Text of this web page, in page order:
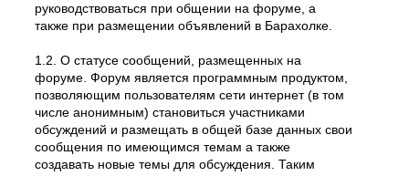
руководствоваться при общении на форуме, а
также при размещении объявлений в Барахолке.
1.2. О статусе сообщений, размещенных на
форуме. Форум является программным продуктом,
позволяющим пользователям сети интернет (в том
числе анонимным) становиться участниками
обсуждений и размещать в общей базе данных свои
сообщения по имеющимся темам а также
создавать новые темы для обсуждения. Таким